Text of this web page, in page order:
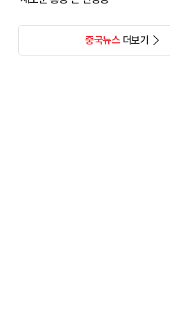
중국뉴스더보기